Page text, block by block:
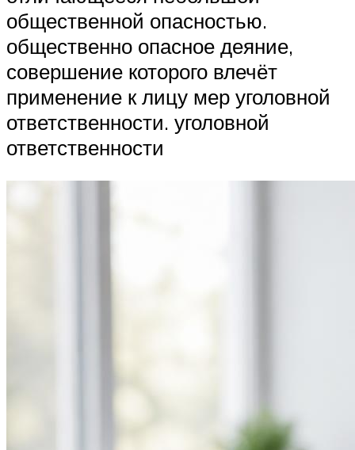
общественной опасностью.
общественно опасное деяние,
совершение которого влечёт
применение к лицу мер уголовной
ответственности. уголовной
ответственности